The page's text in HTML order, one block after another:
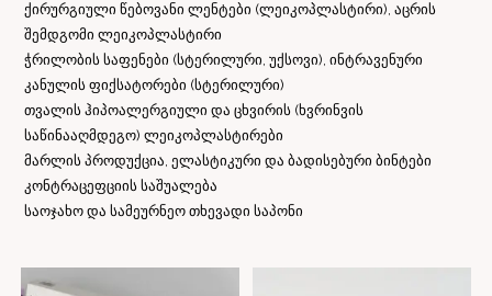
ქირურგიული წებოვანი ლენტები (ლეიკოპლასტირი), აცრის
შემდგომი ლეიკოპლასტირი
ჭრილობის საფენები (სტერილური, უქსოვი), ინტრავენური
კანულის ფიქსატორები (სტერილური)
თვალის ჰიპოალერგიული და ცხვირის (ხვრინვის
საწინააღმდეგო) ლეიკოპლასტირები
მარლის პროდუქცია, ელასტიკური და ბადისებური ბინტები
კონტრაცეფციის საშუალება
საოჯახო და სამეურნეო თხევადი საპონი